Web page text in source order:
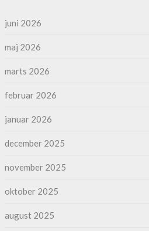
juni 2026
maj 2026
marts 2026
februar 2026
januar 2026
december 2025
november 2025
oktober 2025
august 2025